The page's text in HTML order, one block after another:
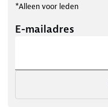
*Alleen voor leden
E-mailadres